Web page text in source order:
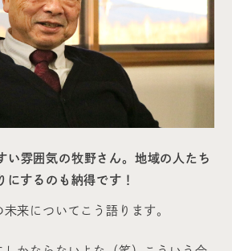
い雰囲気の牧野さん。地域の人たち
にするのも納得です！
来についてこう語ります。